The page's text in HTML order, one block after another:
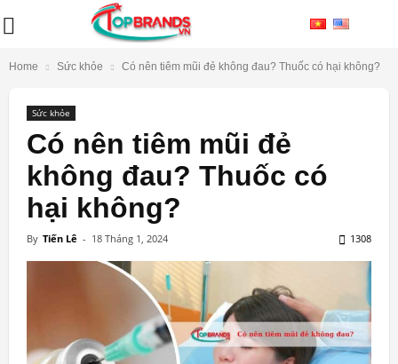
Home Sức khỏe Có nên tiêm mũi đẻ không đau? Thuốc có hại không?
Sức khỏe
Có nên tiêm mũi đẻ
không đau? Thuốc có
hại không?
By Tiến Lê - 18 Tháng 1, 2024 1308